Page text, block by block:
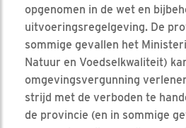
opgenomen in de wet en
uitvoeringsregelgeving. De
sommige gevallen het
Natuur en Voedselkwaliteit)
omgevingsvergunning
strijd met de verboden te
de provincie (en in sommige